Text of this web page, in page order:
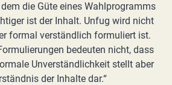
die Güte eines Wahlprogramms
ist der Inhalt. Unfug wird nicht
formal verständlich formuliert ist.
bedeuten nicht, dass
Unverständlichkeit stellt aber
der Inhalte dar.“